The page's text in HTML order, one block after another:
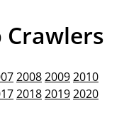
200820092010
201820192020